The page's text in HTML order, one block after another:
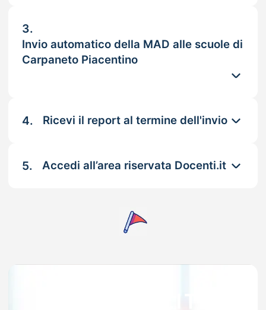
3.
Invio automatico della MAD alle scuole di
Carpaneto Piacentino
4. Ricevi il report al termine dell'invio
5. Accedi all’area riservata Docenti.it